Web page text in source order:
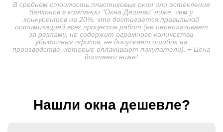
В среднем стоимость пластиковых окон или остекления
балконов в компании "Окна Дёшево" ниже, чем у
конкурентов на 20%, что достигается правильной
оптимизацией всех процессов работ (не переплачивает
за рекламу, не содержит огромного количества
убыточных офисов, не допускает ошибок на
производстве, которые оплачивают покупатели). + Цена
доставки ниже!
Нашли окна дешевле?